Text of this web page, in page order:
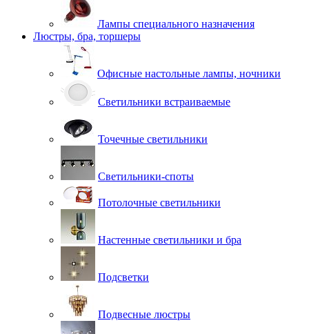
Лампы специального назначения
Люстры, бра, торшеры
Офисные настольные лампы, ночники
Светильники встраиваемые
Точечные светильники
Светильники-споты
Потолочные светильники
Настенные светильники и бра
Подсветки
Подвесные люстры